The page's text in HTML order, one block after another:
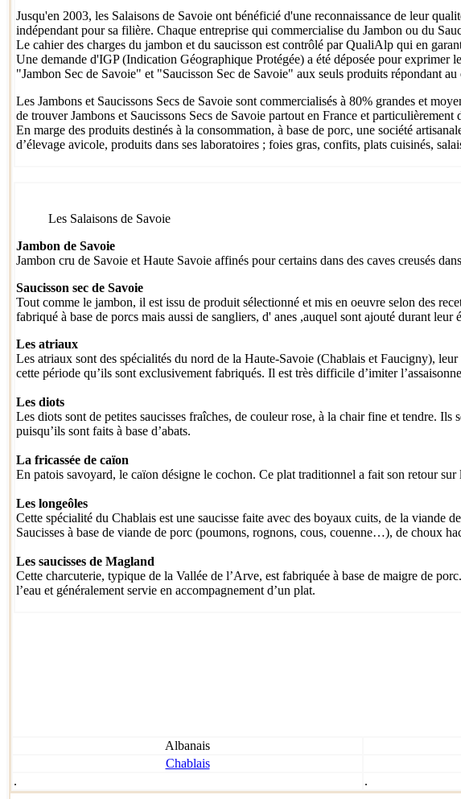
Jusqu'en 2003, les Salaisons de Savoie ont bénéficié d'une reconnaissance de leur
indépendant pour sa filière. Chaque entreprise qui commercialise du Jambon ou du
Le cahier des charges du jambon et du saucisson est contrôlé par QualiAlp qui en
Une demande d'IGP (Indication Géographique Protégée) a été déposée pour exprimer
"Jambon Sec de Savoie" et "Saucisson Sec de Savoie" aux seuls produits répondant
Les Jambons et Saucissons Secs de Savoie sont commercialisés à 80% grandes et
de trouver Jambons et Saucissons Secs de Savoie partout en France et
En marge des produits destinés à la consommation, à base de porc, une société
d’élevage avicole, produits dans ses laboratoires ; foies gras, confits, plats cuisinés,
Les Salaisons de Savoie
Jambon de Savoie
Jambon cru de Savoie et Haute Savoie affinés pour certains dans des caves creusés
Saucisson sec de Savoie
Tout comme le jambon, il est issu de produit sélectionné et mis en oeuvre selon des
fabriqué à base de porcs mais aussi de sangliers, d' anes ,auquel sont ajouté durant
Les atriaux
Les atriaux sont des spécialités du nord de la Haute-Savoie (Chablais et Faucigny),
cette période qu’ils sont exclusivement fabriqués. Il est très difficile d’imiter
Les diots
Les diots sont de petites saucisses fraîches, de couleur rose, à la chair fine et tendre.
puisqu’ils sont faits à base d’abats.
La fricassée de caïon
En patois savoyard, le caïon désigne le cochon. Ce plat traditionnel a fait son retour sur
Les longeôles
Cette spécialité du Chablais est une saucisse faite avec des boyaux cuits, de la viande
Saucisses à base de viande de porc (poumons, rognons, cous, couenne…), de choux
Les saucisses de Magland
Cette charcuterie, typique de la Vallée de l’Arve, est fabriquée à base de maigre de
l’eau et généralement servie en accompagnement d’un plat.
Albanais
Chablais
.
.